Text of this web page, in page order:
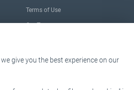
give you the best experience on our
Terms of Use
Our Team